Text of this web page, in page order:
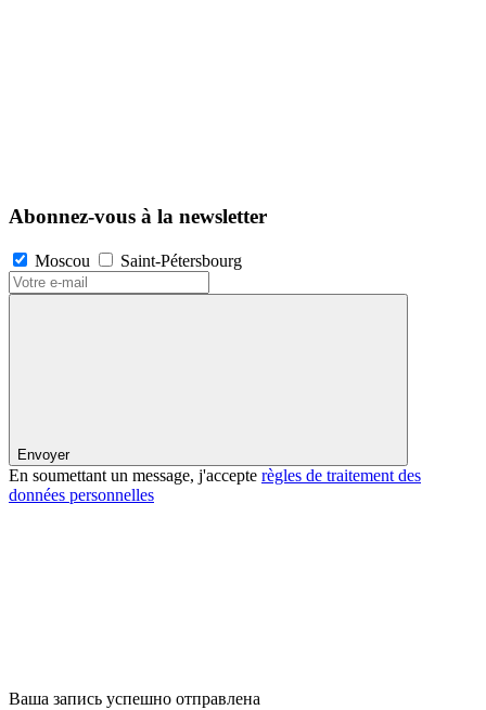
Abonnez-vous à la newsletter
Moscou Saint-Pétersbourg
Envoyer
En soumettant un message, j'accepte règles de traitement des
données personnelles
Ваша запись успешно отправлена